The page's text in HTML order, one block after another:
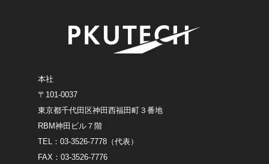
本社
〒101-0037
東京都千代田区神田西福田町３番地
RBM神田ビル７階
TEL：03-3526-7778（代表）
FAX：03-3526-7776